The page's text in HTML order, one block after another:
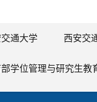
通大学 西安交
学位管理与研究生教